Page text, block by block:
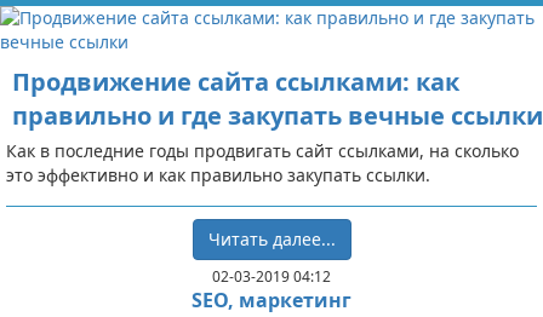
Продвижение сайта ссылками: как
правильно и где закупать вечные ссылки
Как в последние годы продвигать сайт ссылками, на сколько
это эффективно и как правильно закупать ссылки.
Читать далее...
02-03-2019 04:12
SEO, маркетинг